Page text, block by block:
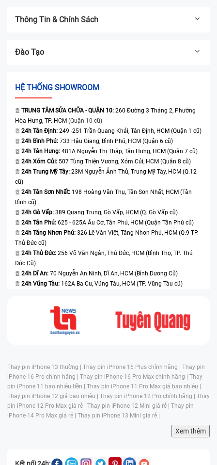
Thông Tin & Chính Sách
Đào Tạo
HỆ THỐNG SHOWROOM
TRUNG TÂM SỬA CHỮA - QUẬN 10: 260 Đường 3 Tháng 2, Phường
Hòa Hưng, TP. HCM (Quận 10 cũ)
24h Tân Định: 249 -251 Trần Quang Khải, Tân Định, HCM (Quận 1 cũ)
24h Bình Phú: 733 Hậu Giang, Bình Phú, HCM (Quận 6 cũ)
24h Tân Hưng: 481A Nguyễn Thị Thập, Tân Hưng, HCM (Quận 7 cũ)
24h Xóm Củi: 507 Tùng Thiện Vương, Xóm Củi, HCM (Quận 8 cũ)
24h Trung Mỹ Tây: 23M Nguyễn Ảnh Thủ, Trung Mỹ Tây, HCM (Q.12
cũ)
24h Tân Sơn Nhất: 198 Hoàng Văn Thụ, Tân Sơn Nhất, HCM (Tân
Bình cũ)
24h Gò Vấp: 389 Quang Trung, Gò Vấp, HCM (Q. Gò Vấp cũ)
24h Tân Phú: 625 - 625A Âu Cơ, Tân Phú, HCM (Quận Tân Phú cũ)
24h Tăng Nhơn Phú: 326 Lê Văn Việt, Tăng Nhơn Phú, HCM (Q.9 TP.
Thủ Đức cũ)
24h Thủ Đức: 256 Võ Văn Ngân, Thủ Đức, HCM (Bình Thọ, TP. Thủ
Đức Cũ)
24h Dĩ An: 70 Nguyễn An Ninh, Dĩ An, HCM (Bình Dương Cũ)
24h Vũng Tàu: 162A Ba Cu, Vũng Tàu, HCM (TP. Vũng Tàu cũ)
Thay pin iPhone 13 thường | Thay pin iPhone 16 Plus chính hãng | Thay pin
iPhone 16 Pro chính hãng | Thay pin iPhone 16 Pro Max chính hãng | Thay
pin iPhone 11 bao nhiêu tiền | Thay pin iPhone 11 Pro Max giá bao nhiêu |
Thay pin iPhone 12 giá bao nhiêu | Thay pin iPhone 12 Pro chính hãng | Thay
pin iPhone 12 Pro Max giá rẻ | Thay pin iPhone 12 Mini giá rẻ | Thay pin
iPhone 14 Pro Max giá rẻ | Thay pin iPhone 13 Mini giá rẻ |
Xem thêm